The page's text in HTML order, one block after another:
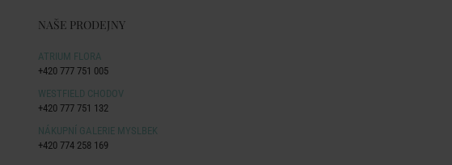
NAŠE PRODEJNY
ATRIUM FLORA
+420 777 751 005
WESTFIELD CHODOV
+420 777 751 132
NÁKUPNÍ GALERIE MYSLBEK
+420 774 258 169